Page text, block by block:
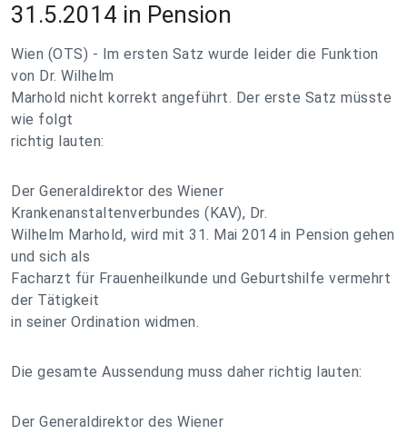
31.5.2014 in Pension
Wien (OTS) - Im ersten Satz wurde leider die Funktion
von Dr. Wilhelm
Marhold nicht korrekt angeführt. Der erste Satz müsste
wie folgt
richtig lauten:
Der Generaldirektor des Wiener
Krankenanstaltenverbundes (KAV), Dr.
Wilhelm Marhold, wird mit 31. Mai 2014 in Pension gehen
und sich als
Facharzt für Frauenheilkunde und Geburtshilfe vermehrt
der Tätigkeit
in seiner Ordination widmen.
Die gesamte Aussendung muss daher richtig lauten:
Der Generaldirektor des Wiener